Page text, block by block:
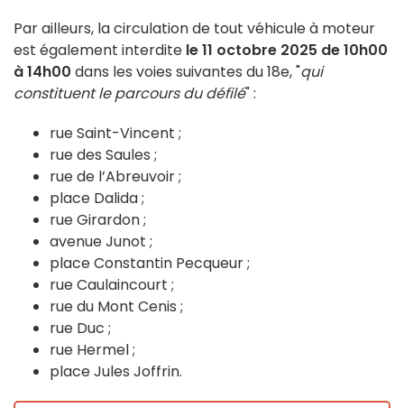
Par ailleurs, la circulation de tout véhicule à moteur
est également interdite le 11 octobre 2025 de 10h00
à 14h00 dans les voies suivantes du 18e, "qui
constituent le parcours du défilé" :
rue Saint-Vincent ;
rue des Saules ;
rue de l’Abreuvoir ;
place Dalida ;
rue Girardon ;
avenue Junot ;
place Constantin Pecqueur ;
rue Caulaincourt ;
rue du Mont Cenis ;
rue Duc ;
rue Hermel ;
place Jules Joffrin.